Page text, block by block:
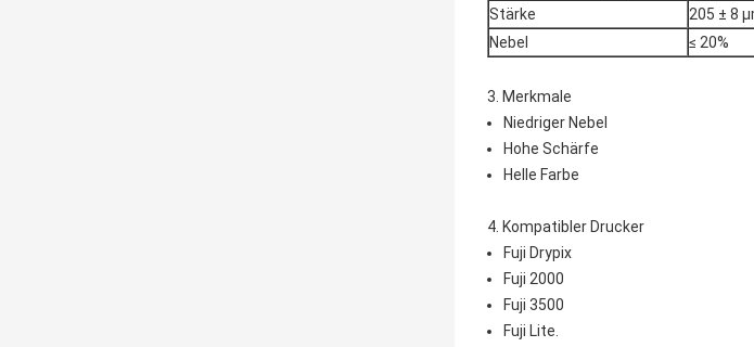
Stärke
205 ± 8
Nebel
≤ 20%
3. Merkmale
Niedriger Nebel
Hohe Schärfe
Helle Farbe
4. Kompatibler Drucker
Fuji Drypix
Fuji 2000
Fuji 3500
Fuji Lite.